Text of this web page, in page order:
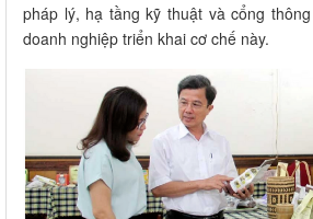
pháp lý, hạ tầng kỹ thuật và cổng
doanh nghiệp triển khai cơ chế này.